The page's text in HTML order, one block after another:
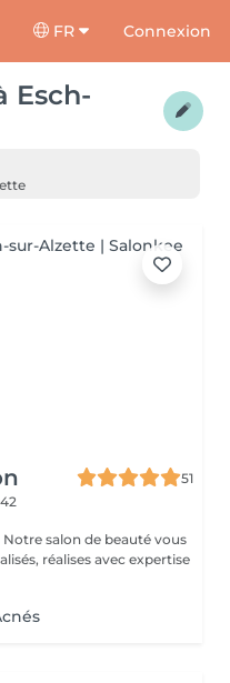
FR Connexion
Esch-
51
salon de beauté vous
réalises avec expertise